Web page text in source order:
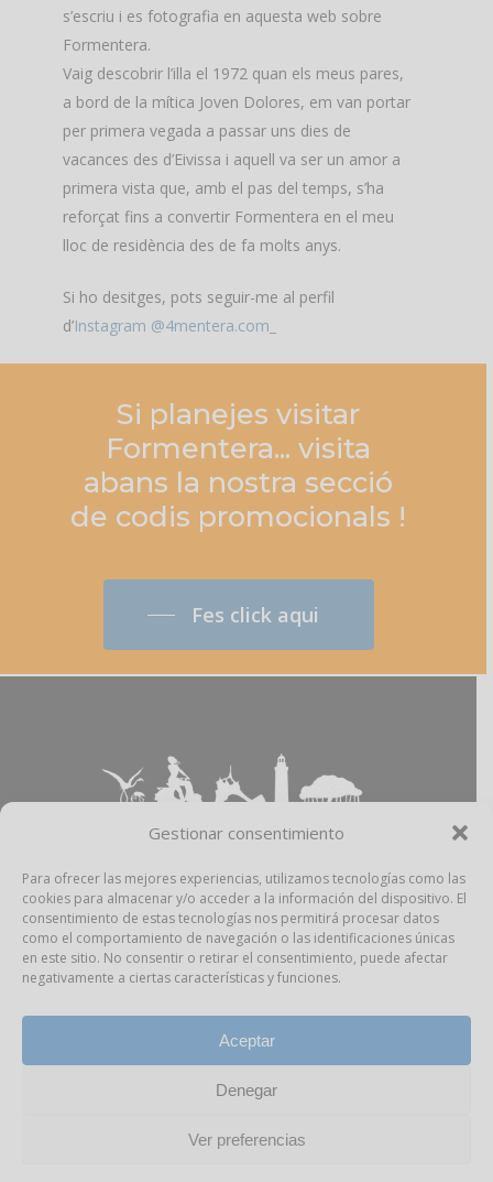
Gestionar consentimiento
Para ofrecer las mejores experiencias, utilizamos tecnologías como las
cookies para almacenar y/o acceder a la información del dispositivo. El
consentimiento de estas tecnologías nos permitirá procesar datos
como el comportamiento de navegación o las identificaciones únicas
en este sitio. No consentir o retirar el consentimiento, puede afectar
negativamente a ciertas características y funciones.
Aceptar
Denegar
Ver preferencias
s’escriu i es fotografia en aquesta web sobre
Formentera.
Vaig descobrir l’illa el 1972 quan els meus pares,
a bord de la mítica Joven Dolores, em van portar
per primera vegada a passar uns dies de
vacances des d’Eivissa i aquell va ser un amor a
primera vista que, amb el pas del temps, s’ha
reforçat fins a convertir Formentera en el meu
lloc de residència des de fa molts anys.
Si ho desitges, pots seguir-me al perfil
d’Instagram @4mentera.com_
Si planejes visitar
Formentera... visita
abans la nostra secció
de codis promocionals !
Fes click aqui
Aviso Legal – Política Privacidad–Política
Cookies –Propiedad Intelectual
S.L.U.